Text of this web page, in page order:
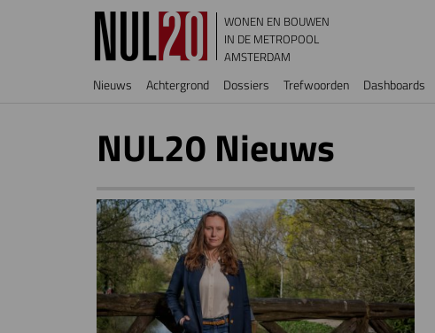
Overslaan en naar de inhoud gaan
WONEN EN BOUWEN
IN DE METROPOOL
AMSTERDAM
Hoofdnavigatie
Nieuws Achtergrond Dossiers Trefwoorden Dashboards
NUL20 Nieuws